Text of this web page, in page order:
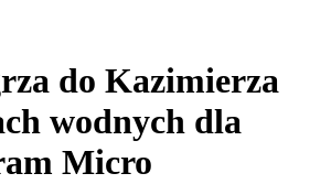
do Kazimierza
wodnych dla
Micro